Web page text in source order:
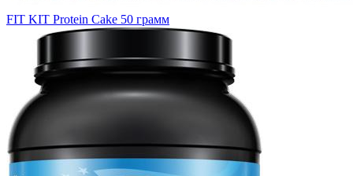
FIT KIT Protein Cake 50 грамм